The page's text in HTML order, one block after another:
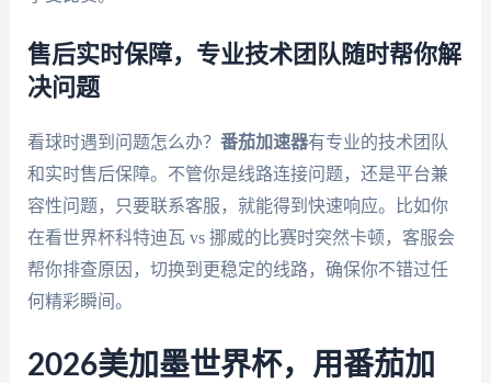
售后实时保障，专业技术团队随时帮你解
决问题
看球时遇到问题怎么办？ 番茄加速器有专业的技术团队
和实时售后保障。不管你是线路连接问题，还是平台兼
容性问题，只要联系客服，就能得到快速响应。比如你
在看世界杯科特迪瓦 vs 挪威的比赛时突然卡顿，客服会
帮你排查原因，切换到更稳定的线路，确保你不错过任
何精彩瞬间。
2026美加墨世界杯，用番茄加